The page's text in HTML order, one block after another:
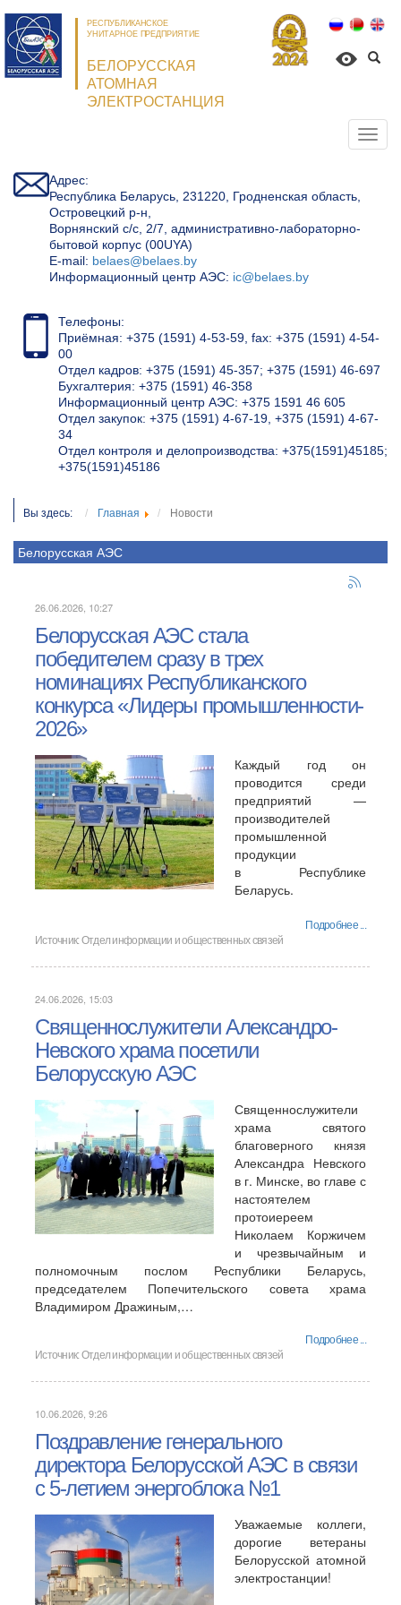
РЕСПУБЛИКАНСКОЕ
УНИТАРНОЕ ПРЕДПРИЯТИЕ
БЕЛОРУССКАЯ
АТОМНАЯ
ЭЛЕКТРОСТАНЦИЯ
Адрес:
Республика Беларусь, 231220, Гродненская область,
Островецкий р-н,
Ворнянский с/с, 2/7, административно-лабораторно-
бытовой корпус (00UYA)
Е-mail: belaes@belaes.by
Информационный центр АЭС: ic@belaes.by
Телефоны:
Приёмная: +375 (1591) 4-53-59, fax: +375 (1591) 4-54-
00
Отдел кадров: +375 (1591) 45-357; +375 (1591) 46-697
Бухгалтерия: +375 (1591) 46-358
Информационный центр АЭС: +375 1591 46 605
Отдел закупок: +375 (1591) 4-67-19, +375 (1591) 4-67-
34
Отдел контроля и делопроизводства: +375(1591)45185;
+375(1591)45186
Вы здесь: Главная Новости
Белорусская АЭС
26.06.2026, 10:27
Белорусская АЭС стала
победителем сразу в трех
номинациях Республиканского
конкурса «Лидеры промышленности-
2026»
Каждый год он
проводится среди
предприятий —
производителей
промышленной
продукции
в Республике
Беларусь.
Подробнее ...
Источник:Отдел информации и общественных связей
24.06.2026, 15:03
Священнослужители Александро-
Невского храма посетили
Белорусскую АЭС
Священнослужители
храма святого
благоверного князя
Александра Невского
в г. Минске, во главе с
настоятелем
протоиереем
Николаем Коржичем
и чрезвычайным и
полномочным послом Республики Беларусь,
председателем Попечительского совета храма
Владимиром Дражиным,…
Подробнее ...
Источник:Отдел информации и общественных связей
10.06.2026, 9:26
Поздравление генерального
директора Белорусской АЭС в связи
с 5-летием энергоблока №1
Уважаемые коллеги,
дорогие ветераны
Белорусской атомной
электростанции!